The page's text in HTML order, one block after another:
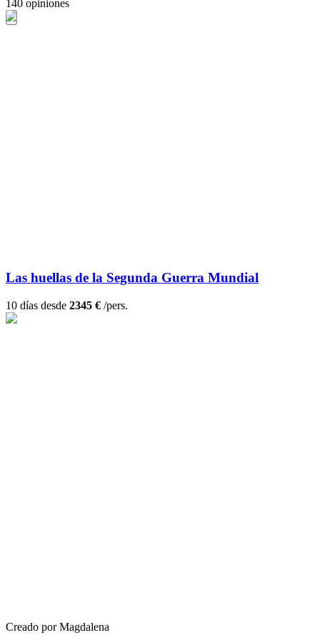
140 opiniones
Las huellas de la Segunda Guerra Mundial
10 días desde 2345 € /pers.
Creado por Magdalena